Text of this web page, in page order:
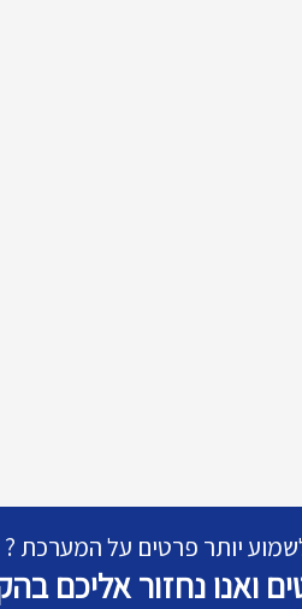
יותר פרטים על המערכת ?
ואנו נחזור אליכם